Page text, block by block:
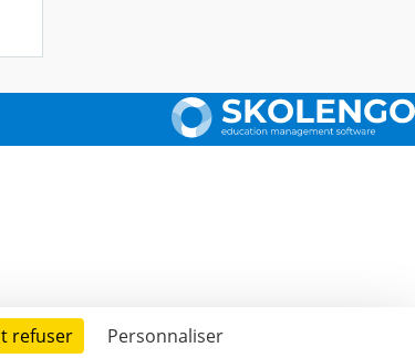
refuser Personnaliser